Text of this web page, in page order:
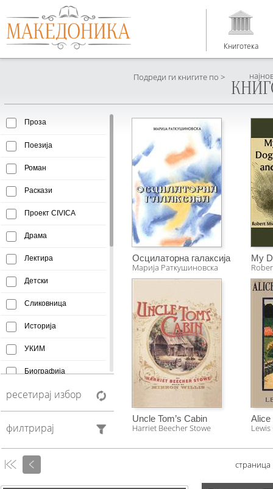
Книготека
Подреди ги книгите по >
Проза
Поезија
Роман
Раскази
Проект CIVICA
Драма
Лектира
Детски
Сликовница
Историја
УКИМ
Биографија
Афоризми
Манускрипт
Антологија
ресетирај избор
филтрирај
Осцилаторна галаксија
Марија Раткушиновска
My
Uncle Tom’s Cabin
Harriet Beecher Stowe
Alice
страница